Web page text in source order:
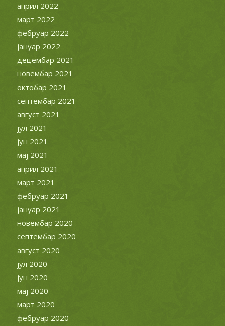
април 2022
март 2022
фебруар 2022
јануар 2022
децембар 2021
новембар 2021
октобар 2021
септембар 2021
август 2021
јул 2021
јун 2021
мај 2021
април 2021
март 2021
фебруар 2021
јануар 2021
новембар 2020
септембар 2020
август 2020
јул 2020
јун 2020
мај 2020
март 2020
фебруар 2020